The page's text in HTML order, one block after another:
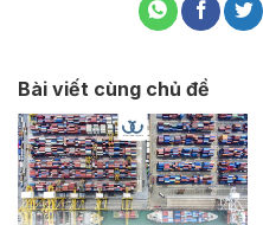
Bài viết cùng chủ đề